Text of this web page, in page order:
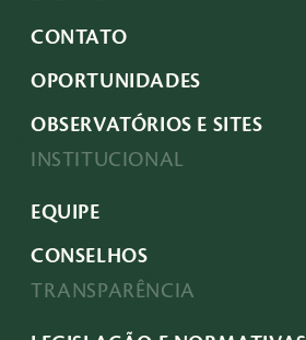
CONTATO
OPORTUNIDADES
OBSERVATÓRIOS E SITES
INSTITUCIONAL
EQUIPE
CONSELHOS
TRANSPARÊNCIA